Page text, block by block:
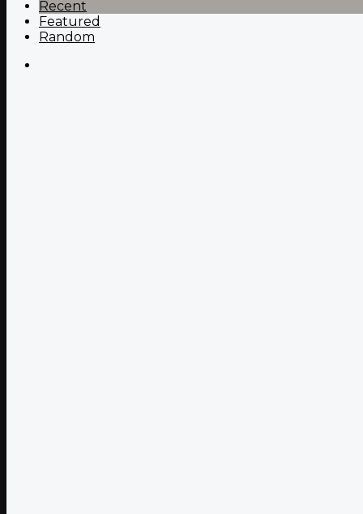
Recent
Featured
Random